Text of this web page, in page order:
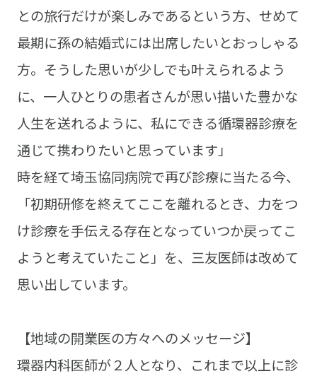
との旅行だけが楽しみであるという方、せめて
最期に孫の結婚式には出席したいとおっしゃる
方。そうした思いが少しでも叶えられるよう
に、一人ひとりの患者さんが思い描いた豊かな
人生を送れるように、私にできる循環器診療を
通じて携わりたいと思っています」
時を経て埼玉協同病院で再び診療に当たる今、
「初期研修を終えてここを離れるとき、力をつ
け診療を手伝える存在となっていつか戻ってこ
ようと考えていたこと」を、三友医師は改めて
思い出しています。
【地域の開業医の方々へのメッセージ】
環器内科医師が２人となり、これまで以上に診